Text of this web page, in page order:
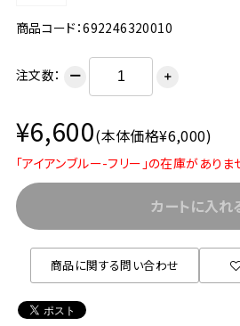
商品コード：692246320010
注文数： ー ＋
¥6,600(本体価格¥6,000)
「アイアンブルー-フリー」の在庫がありま
カートに入れ
商品に関する問い合わせ